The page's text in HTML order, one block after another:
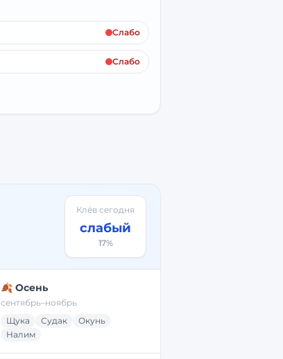
Слабо
Слабо
Клёв сегодня
слабый
17%
🍂 Осень
сентябрь–ноябрь
Щука
Судак
Окунь
Налим